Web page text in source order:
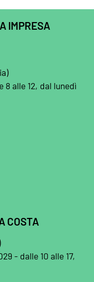
IMPRESA
8 alle 12, dal lunedì
COSTA
- dalle 10 alle 17,